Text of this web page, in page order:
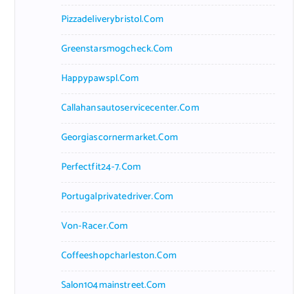
Pizzadeliverybristol.com
Greenstarsmogcheck.com
Happypawspl.com
Callahansautoservicecenter.com
Georgiascornermarket.com
Perfectfit24-7.com
Portugalprivatedriver.com
Von-Racer.com
Coffeeshopcharleston.com
Salon104mainstreet.com